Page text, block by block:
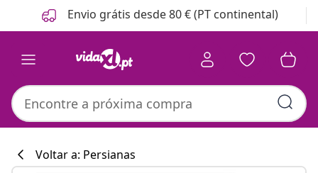
Anterior
Seguinte Envio grátis desde 80 € (PT continental)
Voltar a: Persianas